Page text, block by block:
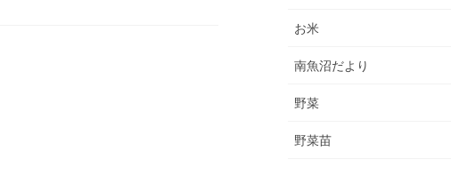
お米
南魚沼だより
野菜
野菜苗